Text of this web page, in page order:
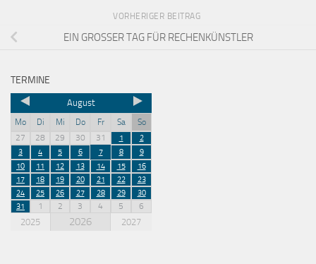
VORHERIGER BEITRAG
EIN GROSSER TAG FÜR RECHENKÜNSTLER
TERMINE
August
Mo Di Mi Do Fr Sa
So
27
28 29 30 31 1
2
3
4 5 6 7 8
9
10
11 12 13 14 15
16
17
18 19 20 21 22
23
24
25 26 27 28 29
30
31
1 2 3 4 5 6
2025 2026 2027